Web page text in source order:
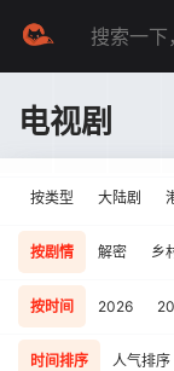
电视剧
按类型 大陆剧
按剧情 解密 乡
按时间 2026
时间排序 人气排序